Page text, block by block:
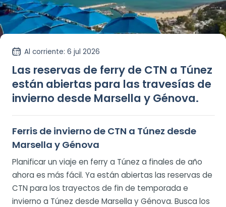
Al corriente: 6 jul 2026
Las reservas de ferry de CTN a Túnez
están abiertas para las travesías de
invierno desde Marsella y Génova.
Ferris de invierno de CTN a Túnez desde
Marsella y Génova
Planificar un viaje en ferry a Túnez a finales de año
ahora es más fácil. Ya están abiertas las reservas de
CTN para los trayectos de fin de temporada e
invierno a Túnez desde Marsella y Génova. Busca los